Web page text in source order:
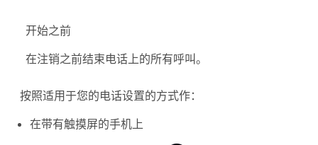
开始之前
在注销之前结束电话上的所有呼叫。
按照适用于您的电话设置的方式作：
在带有触摸屏的手机上